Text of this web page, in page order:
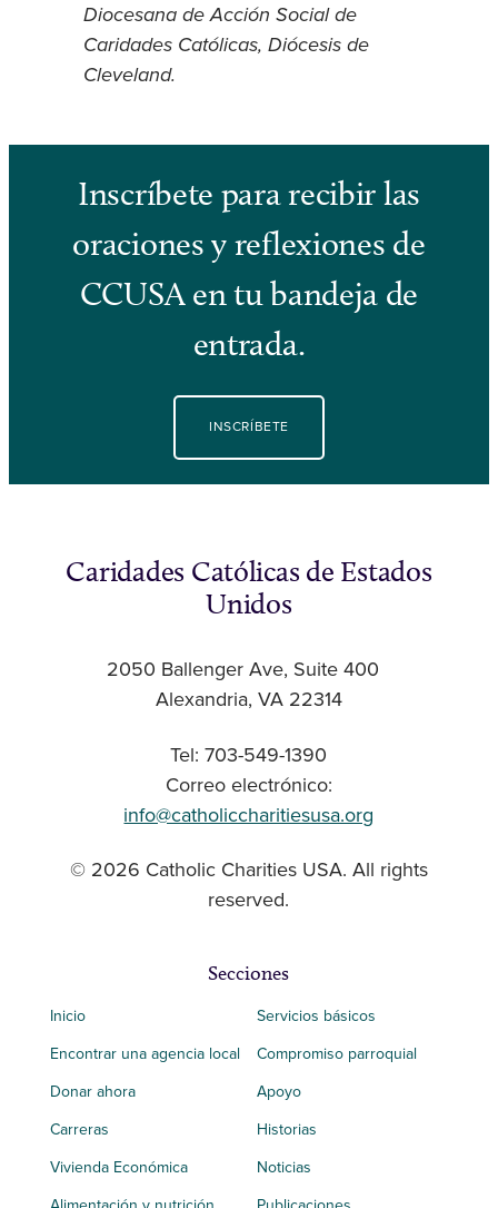
Diocesana de Acción Social de
Caridades Católicas, Diócesis de
Cleveland.
Inscríbete para recibir las
oraciones y reflexiones de
CCUSA en tu bandeja de
entrada.
INSCRÍBETE
Caridades Católicas de Estados
Unidos
2050 Ballenger Ave, Suite 400
Alexandria, VA 22314
Tel: 703-549-1390
Correo electrónico:
info@catholiccharitiesusa.org
© 2026 Catholic Charities USA. All rights
reserved.
Secciones
Inicio
Encontrar una agencia local
Donar ahora
Carreras
Vivienda Económica
Servicios básicos
Compromiso parroquial
Apoyo
Historias
Noticias